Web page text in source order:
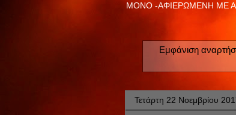
ΜΟΝΟ -ΑΦΙΕΡΩΜΕΝΗ ΜΕ
Εμφάνιση
Τετάρτη 22 Νοεμβρίου